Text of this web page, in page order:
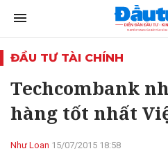
ĐẦU TƯ TÀI CHÍNH
Techcombank
hàng tốt nhất
Như Loan 15/07/2015 18:58